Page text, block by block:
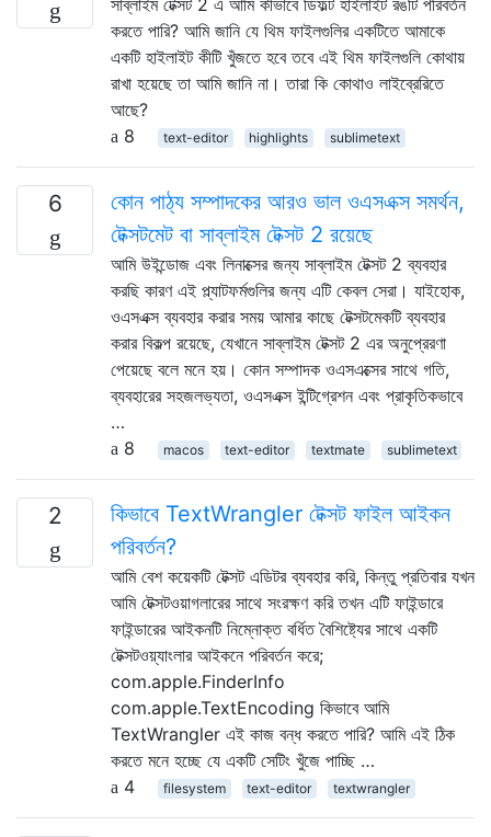
করতে পারি? আমি জানি যে থিম ফাইলগুলির একটিতে আমাকে
একটি হাইলাইট কীটি খুঁজতে হবে তবে এই থিম ফাইলগুলি কোথায়
রাখা হয়েছে তা আমি জানি না। তারা কি কোথাও লাইব্রেরিতে
আছে?
8
text-editor highlights sublimetext
6
কোন পাঠ্য সম্পাদকের আরও ভাল ওএসএক্স সমর্থন,
টেক্সটমেট বা সাব্লাইম টেক্সট 2 রয়েছে
আমি উইন্ডোজ এবং লিনাক্সের জন্য সাব্লাইম টেক্সট 2 ব্যবহার
করছি কারণ এই প্ল্যাটফর্মগুলির জন্য এটি কেবল সেরা। যাইহোক,
ওএসএক্স ব্যবহার করার সময় আমার কাছে টেক্সটমেকটি ব্যবহার
করার বিকল্প রয়েছে, যেখানে সাব্লাইম টেক্সট 2 এর অনুপ্রেরণা
পেয়েছে বলে মনে হয়। কোন সম্পাদক ওএসএক্সের সাথে গতি,
ব্যবহারের সহজলভ্যতা, ওএসএক্স ইন্টিগ্রেশন এবং প্রাকৃতিকভাবে
…
8
macos text-editor textmate sublimetext
2
কিভাবে TextWrangler টেক্সট ফাইল আইকন
পরিবর্তন?
আমি বেশ কয়েকটি টেক্সট এডিটর ব্যবহার করি, কিন্তু প্রতিবার যখন
আমি টেক্সটওয়াগলারের সাথে সংরক্ষণ করি তখন এটি ফাইন্ডারে
ফাইন্ডারের আইকনটি নিম্নোক্ত বর্ধিত বৈশিষ্ট্যের সাথে একটি
টেক্সটওয়্যাংলার আইকনে পরিবর্তন করে;
com.apple.FinderInfo
com.apple.TextEncoding কিভাবে আমি
TextWrangler এই কাজ বন্ধ করতে পারি? আমি এই ঠিক
করতে মনে হচ্ছে যে একটি সেটিং খুঁজে পাচ্ছি …
4
filesystem text-editor textwrangler